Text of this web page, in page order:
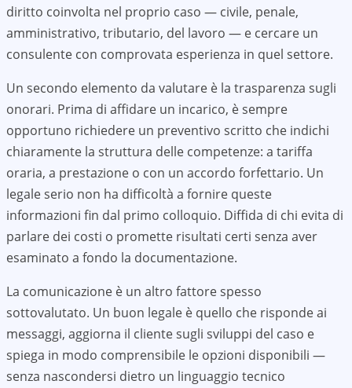
diritto coinvolta nel proprio caso — civile, penale,
amministrativo, tributario, del lavoro — e cercare un
consulente con comprovata esperienza in quel settore.
Un secondo elemento da valutare è la trasparenza sugli
onorari. Prima di affidare un incarico, è sempre
opportuno richiedere un preventivo scritto che indichi
chiaramente la struttura delle competenze: a tariffa
oraria, a prestazione o con un accordo forfettario. Un
legale serio non ha difficoltà a fornire queste
informazioni fin dal primo colloquio. Diffida di chi evita di
parlare dei costi o promette risultati certi senza aver
esaminato a fondo la documentazione.
La comunicazione è un altro fattore spesso
sottovalutato. Un buon legale è quello che risponde ai
messaggi, aggiorna il cliente sugli sviluppi del caso e
spiega in modo comprensibile le opzioni disponibili —
senza nascondersi dietro un linguaggio tecnico